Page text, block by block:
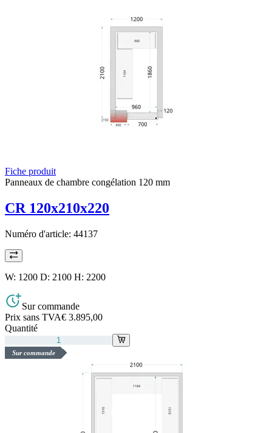
Fiche produit
Panneaux de chambre congélation 120 mm
CR 120x210x220
Numéro d'article: 44137
W: 1200 D: 2100 H: 2200
Sur commande
Prix sans TVA€ 3.895,00
Quantité
Sur commande